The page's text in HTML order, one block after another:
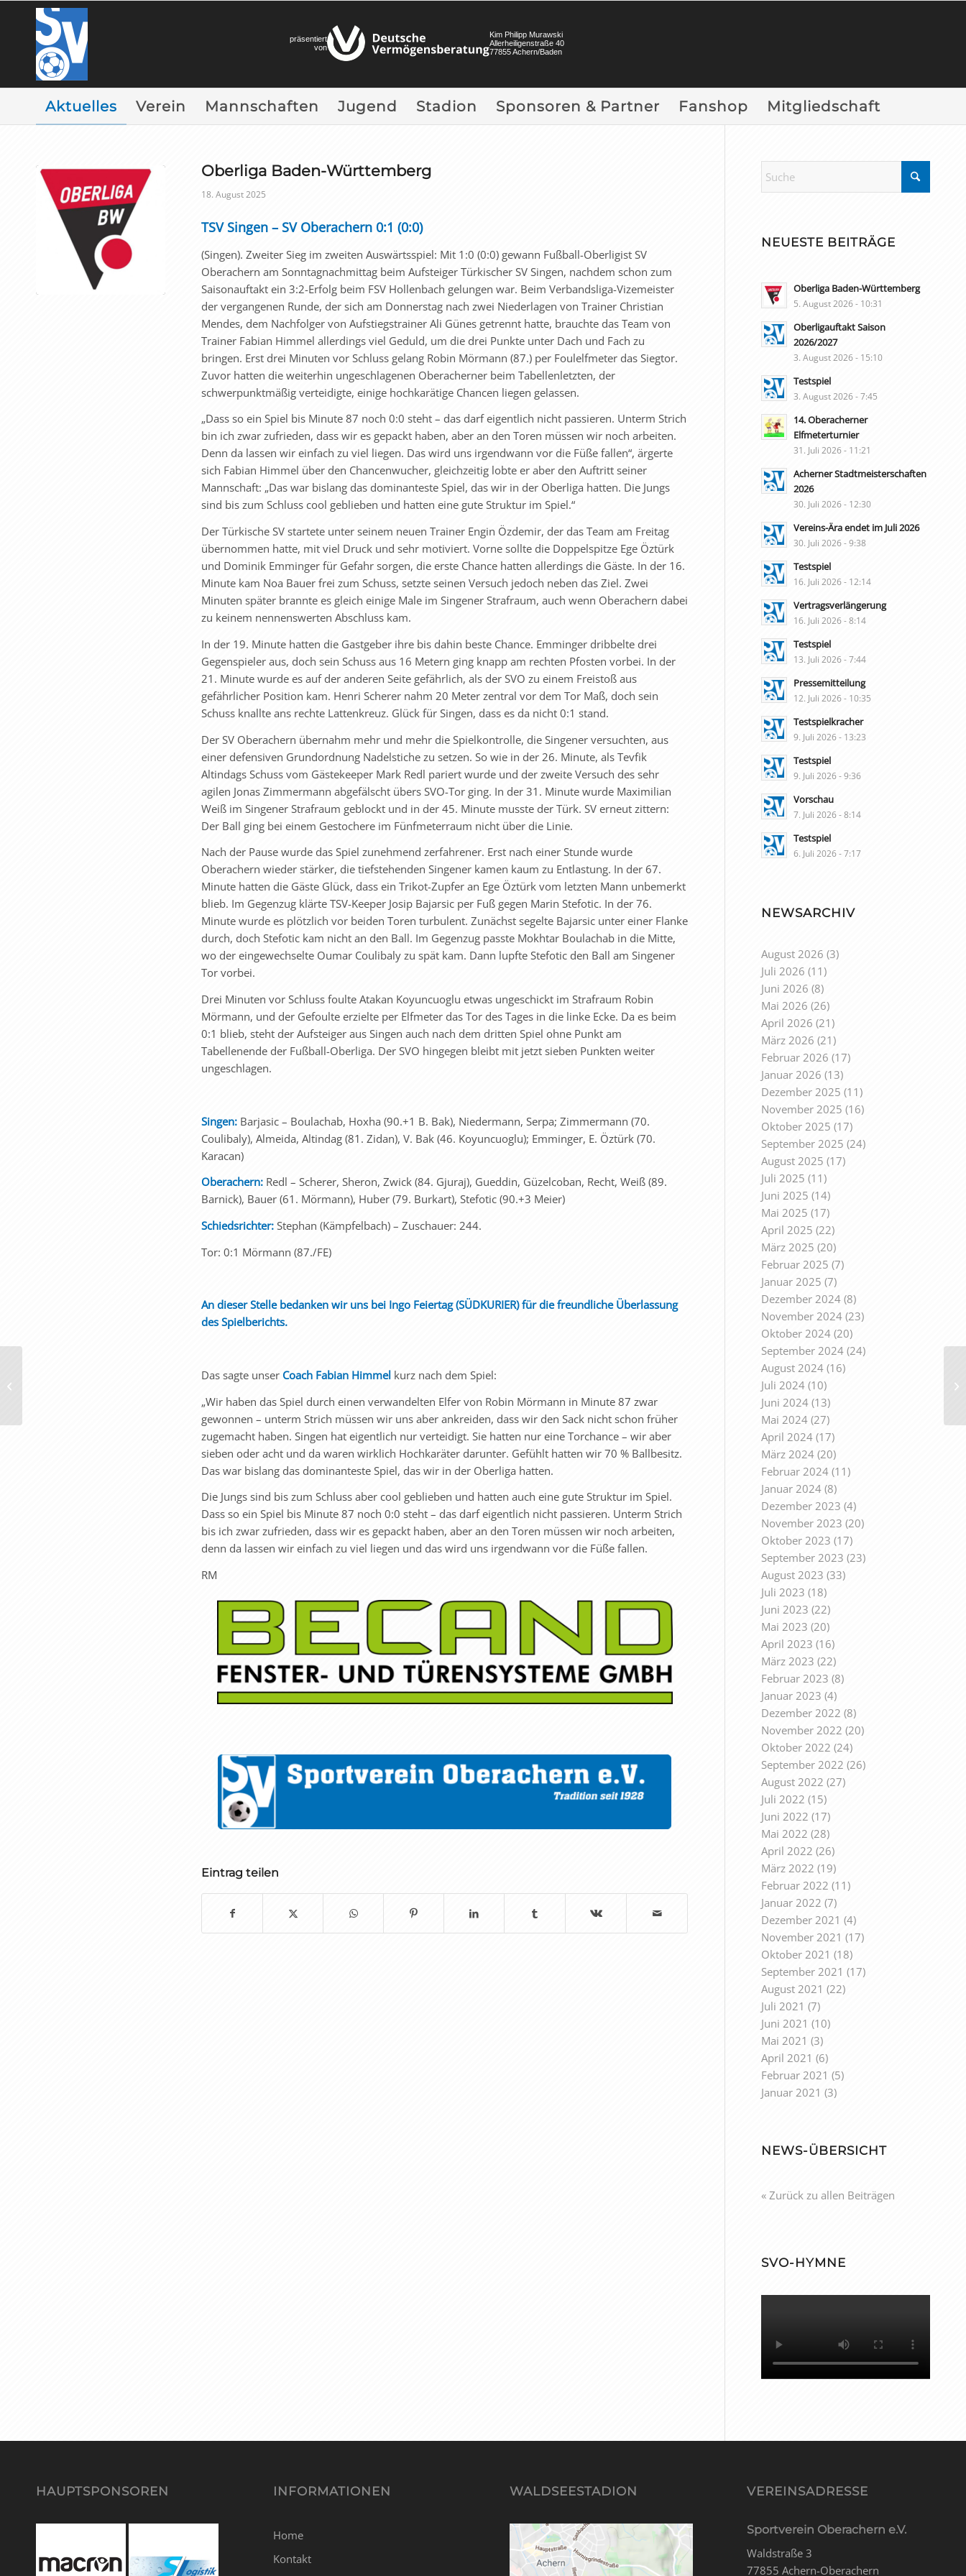
präsentiert
von
Kim Philipp Murawski
Allerheiligenstraße 40
77855 Achern/Baden
Aktuelles Verein Mannschaften Jugend Stadion Sponsoren & Partner Fanshop Mitgliedschaft
Oberliga Baden-Württemberg
18. August 2025
TSV Singen – SV Oberachern 0:1 (0:0)
(Singen). Zweiter Sieg im zweiten Auswärtsspiel: Mit 1:0 (0:0) gewann Fußball-Oberligist SV
Oberachern am Sonntagnachmittag beim Aufsteiger Türkischer SV Singen, nachdem schon zum
Saisonauftakt ein 3:2-Erfolg beim FSV Hollenbach gelungen war. Beim Verbandsliga-Vizemeister
der vergangenen Runde, der sich am Donnerstag nach zwei Niederlagen von Trainer Christian
Mendes, dem Nachfolger von Aufstiegstrainer Ali Günes getrennt hatte, brauchte das Team von
Trainer Fabian Himmel allerdings viel Geduld, um die drei Punkte unter Dach und Fach zu
bringen. Erst drei Minuten vor Schluss gelang Robin Mörmann (87.) per Foulelfmeter das Siegtor.
Zuvor hatten die weiterhin ungeschlagenen Ober­acherner beim Tabellenletzten, der
schwerpunktmäßig verteidigte, einige hochkarätige Chancen liegen gelassen.
„Dass so ein Spiel bis Minute 87 noch 0:0 steht – das darf eigentlich nicht passieren. Unterm Strich
bin ich zwar zufrieden, dass wir es gepackt haben, aber an den Toren müssen wir noch arbeiten.
Denn da lassen wir einfach zu viel liegen. Das wird uns irgendwann vor die Füße fallen“, ärgerte
sich Fabian Himmel über den Chancenwucher, gleichzeitig lobte er aber den Auftritt seiner
Mannschaft: „Das war bislang das dominanteste Spiel, das wir in der Oberliga hatten. Die Jungs
sind bis zum Schluss cool geblieben und hatten eine gute Struktur im Spiel.“
Der Türkische SV startete unter seinem neuen Trainer Engin Özdemir, der das Team am Freitag
übernommen hatte, mit viel Druck und sehr motiviert. Vorne sollte die Doppelspitze Ege Öztürk
und Dominik Emminger für Gefahr sorgen, die erste Chance hatten allerdings die Gäste. In der 16.
Minute kam Noa Bauer frei zum Schuss, setzte seinen Versuch jedoch neben das Ziel. Zwei
Minuten später brannte es gleich einige Male im Singener Strafraum, auch wenn Oberachern dabei
zu keinem nennenswerten Abschluss kam.
In der 19. Minute hatten die Gastgeber ihre bis dahin beste Chance. Emminger dribbelte drei
Gegenspieler aus, doch sein Schuss aus 16 Metern ging knapp am rechten Pfosten vorbei. In der
21. Minute wurde es auf der anderen Seite gefährlich, als der SVO zu einem Freistoß aus
gefährlicher Position kam. Henri Scherer nahm 20 Meter zentral vor dem Tor Maß, doch sein
Schuss knallte ans rechte Lattenkreuz. Glück für Singen, dass es da nicht 0:1 stand.
Der SV Oberachern übernahm mehr und mehr die Spielkontrolle, die Singener versuchten, aus
einer defensiven Grundordnung Nadelstiche zu setzen. So wie in der 26. Minute, als Tevfik
Altindags Schuss vom Gästekeeper Mark Redl pariert wurde und der zweite Versuch des sehr
agilen Jonas Zimmermann abgefälscht übers SVO-Tor ging. In der 31. Minute wurde Maximilian
Weiß im Singener Strafraum geblockt und in der 45. Minute musste der Türk. SV erneut zittern:
Der Ball ging bei einem Gestochere im Fünfmeterraum nicht über die Linie.
Nach der Pause wurde das Spiel zunehmend zerfahrener. Erst nach einer Stunde wurde
Oberachern wieder stärker, die tiefstehenden Singener kamen kaum zu Entlastung. In der 67.
Minute hatten die Gäste Glück, dass ein Trikot-Zupfer an Ege Öztürk vom letzten Mann unbemerkt
blieb. Im Gegenzug klärte TSV-Keeper Josip Bajarsic per Fuß gegen Marin Stefotic. In der 76.
Minute wurde es plötzlich vor beiden Toren turbulent. Zunächst segelte Bajarsic unter einer Flanke
durch, doch Stefotic kam nicht an den Ball. Im Gegenzug passte Mokhtar Boulachab in die Mitte,
wo der eingewechselte Oumar Coulibaly zu spät kam. Dann lupfte Stefotic den Ball am Singener
Tor vorbei.
Drei Minuten vor Schluss foulte Atakan Koyuncuoglu etwas ungeschickt im Strafraum Robin
Mörmann, und der Gefoulte erzielte per Elfmeter das Tor des Tages in die linke Ecke. Da es beim
0:1 blieb, steht der Aufsteiger aus Singen auch nach dem dritten Spiel ohne Punkt am
Tabellenende der Fußball-Oberliga. Der SVO hingegen bleibt mit jetzt sieben Punkten weiter
ungeschlagen.
Singen: Barjasic – Boulachab, Hoxha (90.+1 B. Bak), Niedermann, Serpa; Zimmermann (70.
Coulibaly), Almeida, Altindag (81. Zidan), V. Bak (46. Koyuncuoglu); Emminger, E. Öztürk (70.
Karacan)
Oberachern: Redl – Scherer, Sheron, Zwick (84. Gjuraj), Gueddin, Güzelcoban, Recht, Weiß (89.
Barnick), Bauer (61. Mörmann), Huber (79. Burkart), Stefotic (90.+3 Meier)
Schiedsrichter: Stephan (Kämpfelbach) – Zuschauer: 244.
Tor: 0:1 Mörmann (87./FE)
An dieser Stelle bedanken wir uns bei Ingo Feiertag (SÜDKURIER) für die freundliche Überlassung
des Spielberichts.
Das sagte unser Coach Fabian Himmel kurz nach dem Spiel:
„Wir haben das Spiel durch einen verwandelten Elfer von Robin Mörmann in Minute 87 zwar
gewonnen – unterm Strich müssen wir uns aber ankreiden, dass wir den Sack nicht schon früher
zugemacht haben. Singen hat eigentlich nur verteidigt. Sie hatten nur eine Torchance – wir aber
sieben oder acht und da waren wirklich Hochkaräter darunter. Gefühlt hatten wir 70 % Ballbesitz.
Das war bislang das dominanteste Spiel, das wir in der Oberliga hatten.
Die Jungs sind bis zum Schluss aber cool geblieben und hatten auch eine gute Struktur im Spiel.
Dass so ein Spiel bis Minute 87 noch 0:0 steht – das darf eigentlich nicht passieren. Unterm Strich
bis ich zwar zufrieden, dass wir es gepackt haben, aber an den Toren müssen wir noch arbeiten,
denn da lassen wir einfach zu viel liegen und das wird uns irgendwann vor die Füße fallen.
RM
Eintrag teilen
NEUESTE BEITRÄGE
Oberliga Baden-Württemberg
5. August 2026 - 10:31
Oberligauftakt Saison
2026/2027
3. August 2026 - 15:10
Testspiel
3. August 2026 - 7:45
14. Oberacherner
Elfmeterturnier
31. Juli 2026 - 11:21
Acherner Stadtmeisterschaften
2026
30. Juli 2026 - 12:30
Vereins-Ära endet im Juli 2026
30. Juli 2026 - 9:38
Testspiel
16. Juli 2026 - 12:14
Vertragsverlängerung
16. Juli 2026 - 8:14
Testspiel
13. Juli 2026 - 7:44
Pressemitteilung
12. Juli 2026 - 10:35
Testspielkracher
9. Juli 2026 - 13:23
Testspiel
9. Juli 2026 - 9:36
Vorschau
7. Juli 2026 - 8:14
Testspiel
6. Juli 2026 - 7:17
NEWSARCHIV
August 2026 (3)
Juli 2026 (11)
Juni 2026 (8)
Mai 2026 (26)
April 2026 (21)
März 2026 (21)
Februar 2026 (17)
Januar 2026 (13)
Dezember 2025 (11)
November 2025 (16)
Oktober 2025 (17)
September 2025 (24)
August 2025 (17)
Juli 2025 (11)
Juni 2025 (14)
Mai 2025 (17)
April 2025 (22)
März 2025 (20)
Februar 2025 (7)
Januar 2025 (7)
Dezember 2024(8)
November 2024(23)
Oktober 2024(20)
September 2024(24)
August 2024(16)
Juli 2024(10)
Juni 2024(13)
Mai 2024(27)
April 2024(17)
März 2024(20)
Februar 2024(11)
Januar 2024(8)
Dezember 2023 (4)
November 2023 (20)
Oktober 2023 (17)
September 2023 (23)
August 2023 (33)
Juli 2023 (18)
Juni 2023 (22)
Mai 2023 (20)
April 2023 (16)
März 2023 (22)
Februar 2023 (8)
Januar 2023 (4)
Dezember 2022 (8)
November 2022 (20)
Oktober 2022 (24)
September 2022 (26)
August 2022 (27)
Juli 2022 (15)
Juni 2022 (17)
Mai 2022 (28)
April 2022 (26)
März 2022 (19)
Februar 2022 (11)
Januar 2022 (7)
Dezember 2021 (4)
November 2021 (17)
Oktober 2021 (18)
September 2021 (17)
August 2021 (22)
Juli 2021 (7)
Juni 2021 (10)
Mai 2021 (3)
April 2021 (6)
Februar 2021 (5)
Januar 2021 (3)
NEWS-ÜBERSICHT
« Zurück zu allen Beiträgen
SVO-HYMNE
HAUPTSPONSOREN INFORMATIONEN
Home
Kontakt
WALDSEESTADION VEREINSADRESSE
Sportverein Oberachern e.V.
Waldstraße 3
77855 Achern-Oberachern